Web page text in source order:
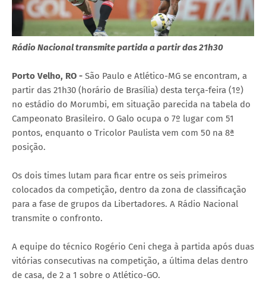
Rádio Nacional transmite partida a partir das 21h30
Porto Velho, RO - São Paulo e Atlético-MG se encontram, a
partir das 21h30 (horário de Brasília) desta terça-feira (1º)
no estádio do Morumbi, em situação parecida na tabela do
Campeonato Brasileiro. O Galo ocupa o 7º lugar com 51
pontos, enquanto o Tricolor Paulista vem com 50 na 8ª
posição.
Os dois times lutam para ficar entre os seis primeiros
colocados da competição, dentro da zona de classificação
para a fase de grupos da Libertadores. A Rádio Nacional
transmite o confronto.
A equipe do técnico Rogério Ceni chega à partida após duas
vitórias consecutivas na competição, a última delas dentro
de casa, de 2 a 1 sobre o Atlético-GO.